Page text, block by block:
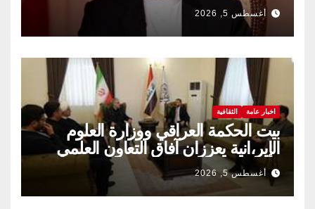
أغسطس 5, 2026
اخبار عامة الثقافية
بيت الحكمة العراقي ووزارة العلوم
الإير،انية يعززان آفاق التعاون العلمي
والثقافي.
أغسطس 5, 2026